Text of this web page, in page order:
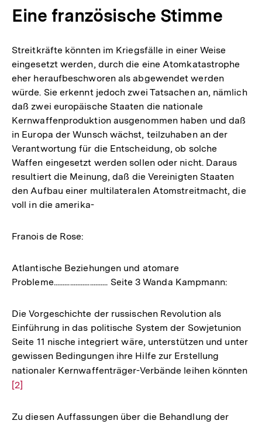
Eine französische Stimme
Streitkräfte könnten im Kriegsfälle in einer Weise
eingesetzt werden, durch die eine Atomkatastrophe
eher heraufbeschworen als abgewendet werden
würde. Sie erkennt jedoch zwei Tatsachen an, nämlich
daß zwei europäische Staaten die nationale
Kernwaffenproduktion ausgenommen haben und daß
in Europa der Wunsch wächst, teilzuhaben an der
Verantwortung für die Entscheidung, ob solche
Waffen eingesetzt werden sollen oder nicht. Daraus
resultiert die Meinung, daß die Vereinigten Staaten
den Aufbau einer multilateralen Atomstreitmacht, die
voll in die amerika-
Franois de Rose:
Atlantische Beziehungen und atomare
Probleme.............................. Seite 3 Wanda Kampmann:
Die Vorgeschichte der russischen Revolution als
Einführung in das politische System der Sowjetunion
Seite 11 nische integriert wäre, unterstützen und unter
gewissen Bedingungen ihre Hilfe zur Erstellung
nationaler Kernwaffenträger-Verbände leihen könnten
[2]
Zu diesen Auffassungen über die Behandlung der